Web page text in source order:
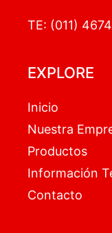
TE: (011)
EXPLORE
Inicio
Nuestra
Productos
Información
Contacto